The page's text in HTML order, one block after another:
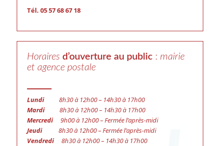
Tél. 05 57 68 67 18
Horaires d’ouverture au public : mairie
et agence postale
Lundi 8h30 à 12h00 – 14h30 à 17h00
Mardi 8h30 à 12h00 – 14h30 à 17h00
Mercredi 9h00 à 12h00 – Fermée l’après-midi
Jeudi
8h30 à 12h00 – Fermée l’après-midi
Vendredi 8h30 à 12h00 – 14h30 à 17h00